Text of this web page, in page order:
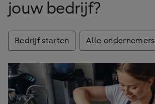
jouw bedrijf?
Bedrijf starten Alle ondernemers